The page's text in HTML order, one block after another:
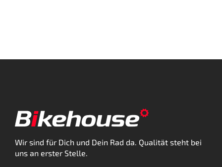
Wir sind für Dich und Dein Rad da. Qualität steht bei
uns an erster Stelle.